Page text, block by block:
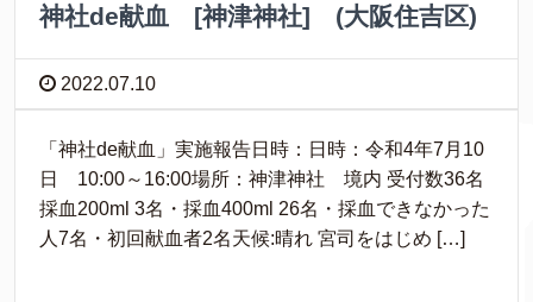
神社de献血 [神津神社] (大阪住吉区)
2022.07.10
「神社de献血」実施報告日時：日時：令和4年7月10
日 10:00～16:00場所：神津神社 境内 受付数36名
採血200ml 3名・採血400ml 26名・採血できなかった
人7名・初回献血者2名天候:晴れ 宮司をはじめ […]